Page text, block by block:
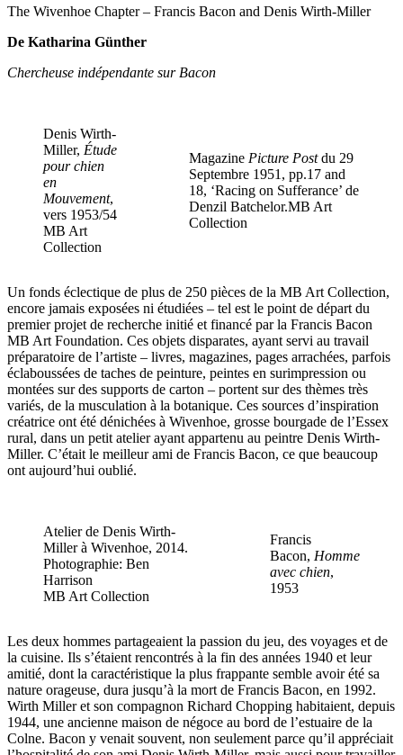
The Wivenhoe Chapter – Francis Bacon and Denis Wirth-Miller
De Katharina Günther
Chercheuse indépendante sur Bacon
Denis Wirth-
Miller, Étude
pour chien
en
Mouvement,
vers 1953/54
MB Art
Collection
Magazine Picture Postdu 29
Septembre 1951, pp.17 and
18, ‘Racing on Sufferance’ de
Denzil Batchelor.MB Art
Collection
Un fonds éclectique de plus de 250 pièces de la MB Art Collection,
encore jamais exposées ni étudiées – tel est le point de départ du
premier projet de recherche initié et financé par la Francis Bacon
MB Art Foundation. Ces objets disparates, ayant servi au travail
préparatoire de l’artiste – livres, magazines, pages arrachées, parfois
éclaboussées de taches de peinture, peintes en surimpression ou
montées sur des supports de carton – portent sur des thèmes très
variés, de la musculation à la botanique. Ces sources d’inspiration
créatrice ont été dénichées à Wivenhoe, grosse bourgade de l’Essex
rural, dans un petit atelier ayant appartenu au peintre Denis Wirth-
Miller. C’était le meilleur ami de Francis Bacon, ce que beaucoup
ont aujourd’hui oublié.
Atelier de Denis Wirth-
Miller à Wivenhoe, 2014.
Photographie: Ben
Harrison
MB Art Collection
Francis
Bacon, Homme
avec chien,
1953
Les deux hommes partageaient la passion du jeu, des voyages et de
la cuisine. Ils s’étaient rencontrés à la fin des années 1940 et leur
amitié, dont la caractéristique la plus frappante semble avoir été sa
nature orageuse, dura jusqu’à la mort de Francis Bacon, en 1992.
Wirth Miller et son compagnon Richard Chopping habitaient, depuis
1944, une ancienne maison de négoce au bord de l’estuaire de la
Colne. Bacon y venait souvent, non seulement parce qu’il appréciait